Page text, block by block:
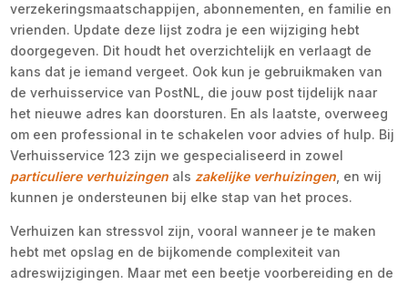
verzekeringsmaatschappijen, abonnementen, en familie en
vrienden. Update deze lijst zodra je een wijziging hebt
doorgegeven. Dit houdt het overzichtelijk en verlaagt de
kans dat je iemand vergeet. Ook kun je gebruikmaken van
de verhuisservice van PostNL, die jouw post tijdelijk naar
het nieuwe adres kan doorsturen. En als laatste, overweeg
om een professional in te schakelen voor advies of hulp. Bij
Verhuisservice 123 zijn we gespecialiseerd in zowel
particuliere verhuizingen als zakelijke verhuizingen , en wij
kunnen je ondersteunen bij elke stap van het proces.
Verhuizen kan stressvol zijn, vooral wanneer je te maken
hebt met opslag en de bijkomende complexiteit van
adreswijzigingen. Maar met een beetje voorbereiding en de